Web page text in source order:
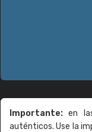
Importante: en
auténticos. Use la